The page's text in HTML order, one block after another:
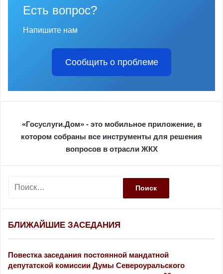
Есть вопрос?
Напишите нам
Сообщить о проблеме
«Госуслуги.Дом» - это мобильное приложение, в
котором собраны все инструменты для решения
вопросов в отрасли ЖКХ
и
БЛИЖАЙШИЕ ЗАСЕДАНИЯ
Повестка заседания постоянной мандатной
депутатской комиссии Думы Североуральского